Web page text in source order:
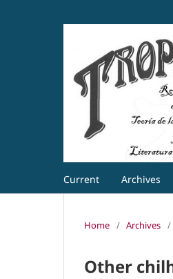
Current Archives
Home / Archives /
Other